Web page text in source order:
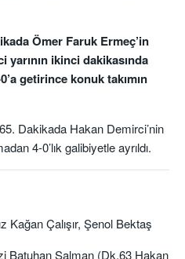
Ömer Faruk Ermeç’in
yarının ikinci dakikasında
getirince konuk takımın
Dakikada Hakan Demirci’nin
4-0’lık galibiyetle ayrıldı.
Kağan Çalışır, Şenol Bektaş
Batuhan Salman (Dk.63 Hakan